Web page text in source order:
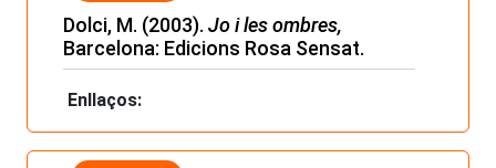
Dolci, M. (2003). Jo i les ombres,
Barcelona: Edicions Rosa Sensat.
Enllaços: